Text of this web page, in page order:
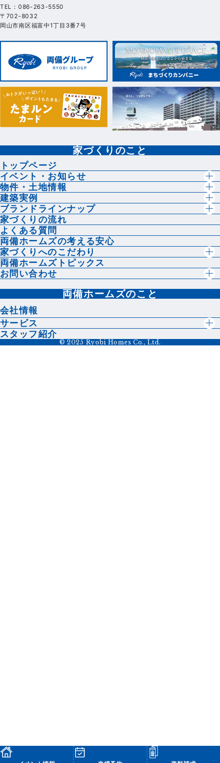
TEL：086-263-5550
〒702-8032
岡山市南区福富中1丁目3番7号
家づくりのこと
トップページ
イベント・お知らせ
物件・土地情報
建築実例
ブランドラインナップ
家づくりの流れ
よくある質問
両備ホームズの考える安心
家づくりへのこだわり
両備ホームズトピックス
お問い合わせ
両備ホームズのこと
会社情報
サービス
スタッフ紹介
© 2025 Ryobi Homes Co., Ltd.